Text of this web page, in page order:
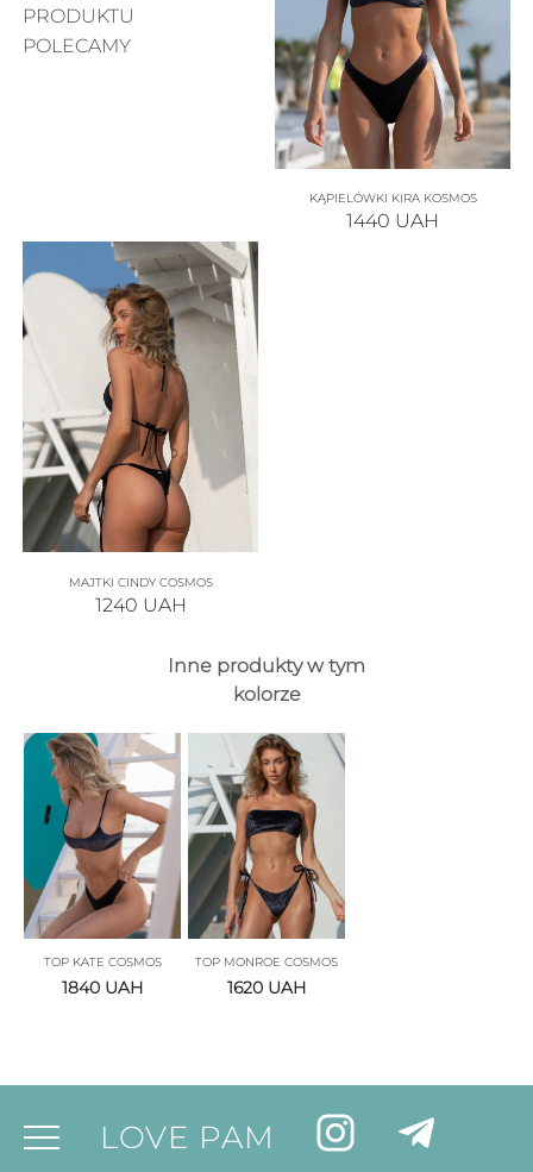
PRODUKTU
POLECAMY
KĄPIELÓWKI KIRA KOSMOS
1440 UAH
MAJTKI CINDY COSMOS
1240 UAH
Inne produkty w tym
kolorze
TOP KATE COSMOS
1840 UAH
TOP MONROE COSMOS
1620 UAH
LOVE PAM